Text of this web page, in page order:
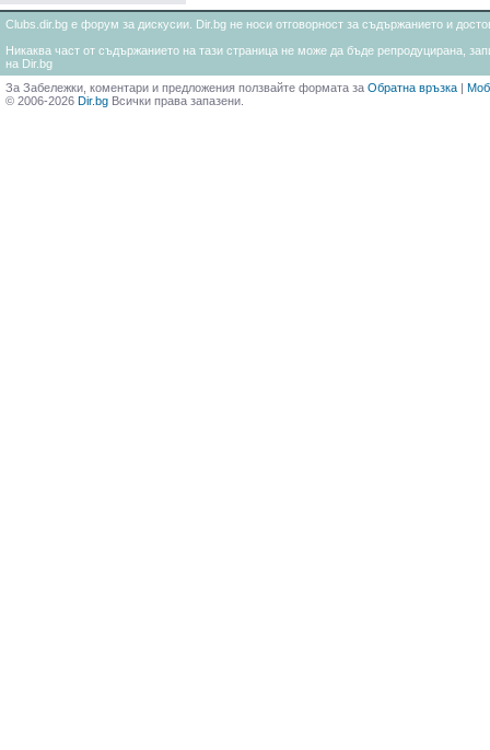
Clubs.dir.bg е форум за дискусии. Dir.bg не носи отговорност за съдържанието и
Никаква част от съдържанието на тази страница не може да бъде репродуцирана,
на Dir.bg
За Забележки, коментари и предложения ползвайте формата за Обратна връзка |
© 2006-2026 Dir.bg Всички права запазени.